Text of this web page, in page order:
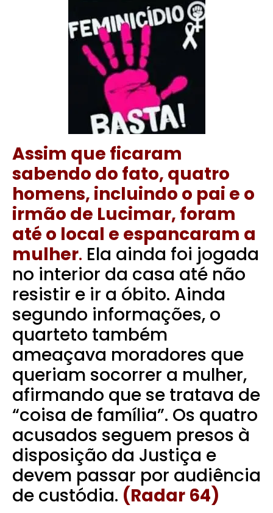
Assim que ficaram
sabendo do fato, quatro
homens, incluindo o pai e o
irmão de Lucimar, foram
até o local e espancaram a
mulher. Ela ainda foi jogada
no interior da casa até não
resistir e ir a óbito. Ainda
segundo informações, o
quarteto também
ameaçava moradores que
queriam socorrer a mulher,
afirmando que se tratava de
“coisa de família”. Os quatro
acusados seguem presos à
disposição da Justiça e
devem passar por audiência
de custódia. (Radar 64)